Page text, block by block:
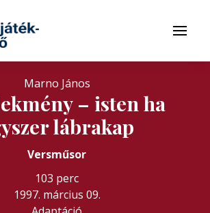
Menü
Marno János
– isten ha
lábrakap
Versműsor
103 perc
1997. március 09.